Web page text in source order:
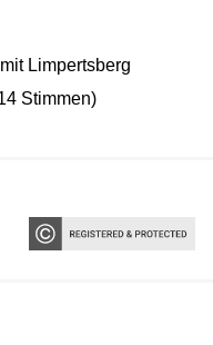
Limpertsberg
Stimmen)